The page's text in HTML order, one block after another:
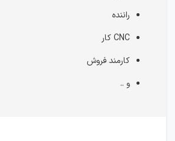
راننده
CNC کار
کارمند فروش
و ..